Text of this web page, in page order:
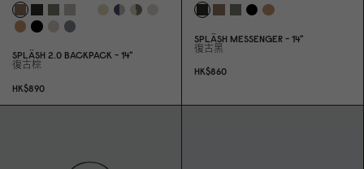
SPLÄSH 2.0 BACKPACK - 14"
復古棕
HK$890
SPLÄSH MESSENGER - 14"
復古黑
HK$860